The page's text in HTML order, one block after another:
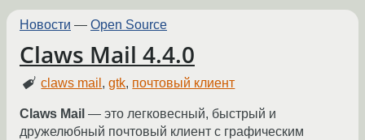
Новости — Open Source
Claws Mail 4.4.0
claws mail ,gtk, почтовый клиент
Claws Mail — это легковесный, быстрый и
дружелюбный почтовый клиент с графическим